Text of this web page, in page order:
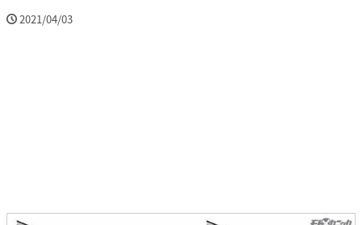
2021/04/03